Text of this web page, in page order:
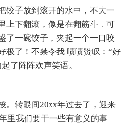
饺子放到滚开的水中，不大一
上下翻滚，像是在翻筋斗，可
了一碗饺子，夹起一个一口咬
极了！不禁令我 啧啧赞叹：“好
了阵阵欢声笑语。
。转眼间20xx年过去了，迎来
里我们要干一些有意义的事